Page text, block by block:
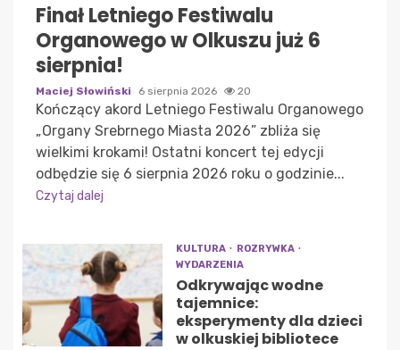
Finał Letniego Festiwalu
Organowego w Olkuszu już 6
sierpnia!
Maciej Słowiński 6 sierpnia 2026 20
Kończący akord Letniego Festiwalu Organowego
„Organy Srebrnego Miasta 2026” zbliża się
wielkimi krokami! Ostatni koncert tej edycji
odbędzie się 6 sierpnia 2026 roku o godzinie...
Czytaj dalej
KULTURA
ROZRYWKA
WYDARZENIA
Odkrywając wodne
tajemnice:
eksperymenty dla dzieci
w olkuskiej bibliotece